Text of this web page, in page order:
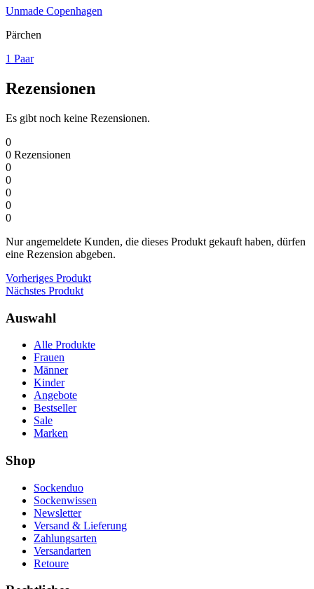
Unmade Copenhagen
Pärchen
1 Paar
Rezensionen
Es gibt noch keine Rezensionen.
0
0 Rezensionen
0
0
0
0
0
Nur angemeldete Kunden, die dieses Produkt gekauft haben, dürfen
eine Rezension abgeben.
Vorheriges Produkt
Nächstes Produkt
Auswahl
Alle Produkte
Frauen
Männer
Kinder
Angebote
Bestseller
Sale
Marken
Shop
Sockenduo
Sockenwissen
Newsletter
Versand & Lieferung
Zahlungsarten
Versandarten
Retoure